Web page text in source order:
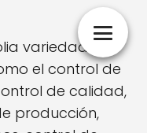
variedad de
el control de
de calidad,
producción,